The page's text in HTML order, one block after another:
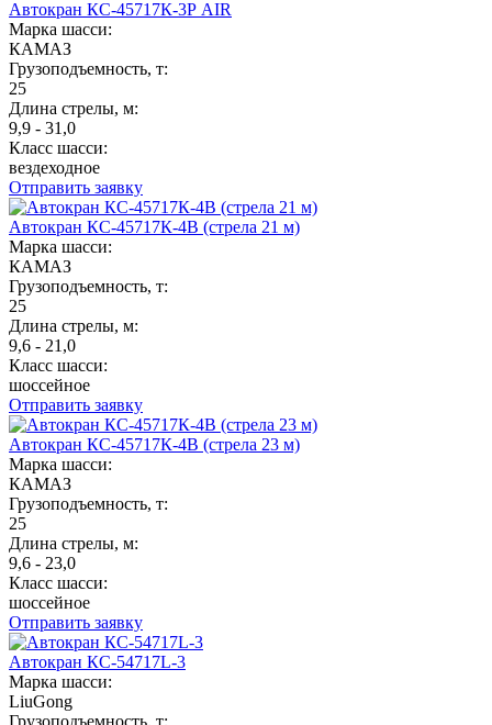
Автокран КС-45717К-3Р AIR
Марка шасси:
КАМАЗ
Грузоподъемность, т:
25
Длина стрелы, м:
9,9 - 31,0
Класс шасси:
вездеходное
Отправить заявку
Автокран КС-45717К-4В (стрела 21 м)
Марка шасси:
КАМАЗ
Грузоподъемность, т:
25
Длина стрелы, м:
9,6 - 21,0
Класс шасси:
шоссейное
Отправить заявку
Автокран КС-45717К-4В (стрела 23 м)
Марка шасси:
КАМАЗ
Грузоподъемность, т:
25
Длина стрелы, м:
9,6 - 23,0
Класс шасси:
шоссейное
Отправить заявку
Автокран КС-54717L-3
Марка шасси:
LiuGong
Грузоподъемность, т: